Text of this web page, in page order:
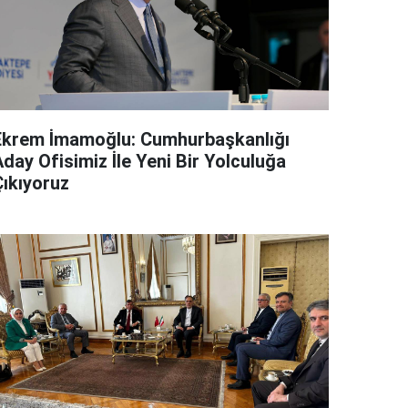
İmamoğlu: Cumhurbaşkanlığı
Ofisimiz İle Yeni Bir Yolculuğa